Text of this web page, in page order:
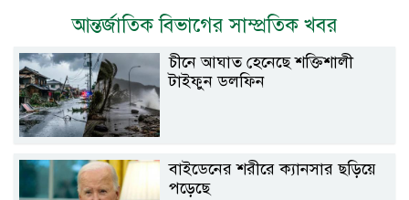
আন্তর্জাতিক বিভাগের সাম্প্রতিক খবর
চীনে আঘাত হেনেছে শক্তিশালী
টাইফুন ডলফিন
বাইডেনের শরীরে ক্যানসার ছড়িয়ে
পড়েছে